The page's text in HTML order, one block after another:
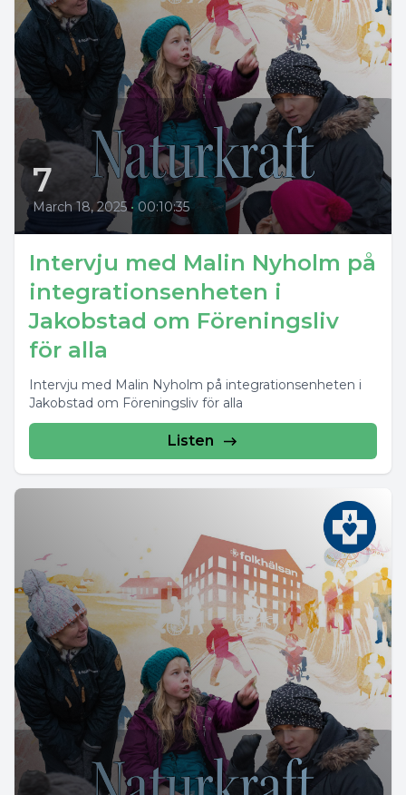
7
March 18, 2025 • 00:10:35
Intervju med Malin Nyholm på
integrationsenheten i
Jakobstad om Föreningsliv
för alla
Intervju med Malin Nyholm på integrationsenheten i
Jakobstad om Föreningsliv för alla
Listen